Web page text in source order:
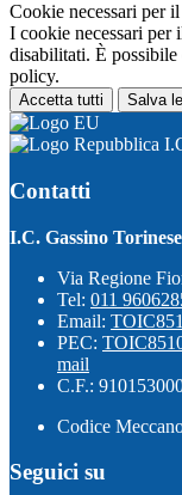
Cookie necessari per
I cookie necessari per
disabilitati. È
policy.
Accetta tutti Salva
Contatti
I.C. Gassino Torinese
Via Regione
Tel: 011
Email:
PEC:
mail
C.F.:
Codice
Seguici su